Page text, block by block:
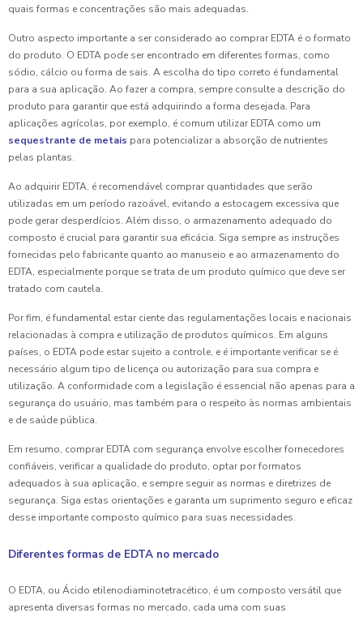
quais formas e concentrações são mais adequadas.
Outro aspecto importante a ser considerado ao comprar EDTA é o formato
do produto. O EDTA pode ser encontrado em diferentes formas, como
sódio, cálcio ou forma de sais. A escolha do tipo correto é fundamental
para a sua aplicação. Ao fazer a compra, sempre consulte a descrição do
produto para garantir que está adquirindo a forma desejada. Para
aplicações agrícolas, por exemplo, é comum utilizar EDTA como um
sequestrante de metais para potencializar a absorção de nutrientes
pelas plantas.
Ao adquirir EDTA, é recomendável comprar quantidades que serão
utilizadas em um período razoável, evitando a estocagem excessiva que
pode gerar desperdícios. Além disso, o armazenamento adequado do
composto é crucial para garantir sua eficácia. Siga sempre as instruções
fornecidas pelo fabricante quanto ao manuseio e ao armazenamento do
EDTA, especialmente porque se trata de um produto químico que deve ser
tratado com cautela.
Por fim, é fundamental estar ciente das regulamentações locais e nacionais
relacionadas à compra e utilização de produtos químicos. Em alguns
países, o EDTA pode estar sujeito a controle, e é importante verificar se é
necessário algum tipo de licença ou autorização para sua compra e
utilização. A conformidade com a legislação é essencial não apenas para a
segurança do usuário, mas também para o respeito às normas ambientais
e de saúde pública.
Em resumo, comprar EDTA com segurança envolve escolher fornecedores
confiáveis, verificar a qualidade do produto, optar por formatos
adequados à sua aplicação, e sempre seguir as normas e diretrizes de
segurança. Siga estas orientações e garanta um suprimento seguro e eficaz
desse importante composto químico para suas necessidades.
Diferentes formas de EDTA no mercado
O EDTA, ou Ácido etilenodiaminotetracético, é um composto versátil que
apresenta diversas formas no mercado, cada uma com suas